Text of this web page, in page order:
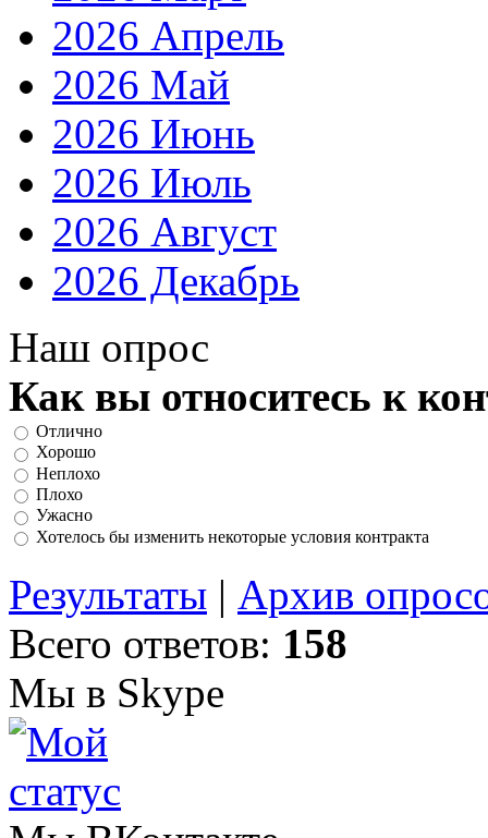
2026 Апрель
2026 Май
2026 Июнь
2026 Июль
2026 Август
2026 Декабрь
Наш опрос
Как вы относитесь к
Отлично
Хорошо
Неплохо
Плохо
Ужасно
Хотелось бы изменить некоторые условия контракта
Результаты | Архив
Всего ответов: 158
Мы в Skype